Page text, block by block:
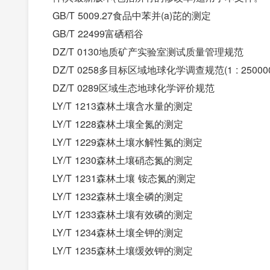
GB/T 5009.27食品中苯并(a)芘的测定
GB/T 22499富硒稻谷
DZ/T 0130地质矿产实验室测试质量管理规范
DZ/T 0258多目标区域地球化学调查规范(1 :
DZ/T 0289区域生态地球化学评价规范
LY/T 1213森林土壤含水量的测定
LY/T 1228森林土壤全氮的测定
LY/T 1229森林土壤水解性氮的测定
LY/T 1230森林土壤硝态氮的测定
LY/T 1231森林土壤 铵态氮的测定
LY/T 1232森林土壤全磷的测定
LY/T 1233森林土壤有效磷的测定
LY/T 1234森林土壤全钾的测定
LY/T 1235森林土壤缓效钾的测定